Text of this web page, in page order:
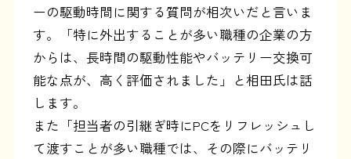
ーの駆動時間に関する質問が相次いだと言いま
す。「特に外出することが多い職種の企業の方
からは、長時間の駆動性能やバッテリー交換可
能な点が、高く評価されました」と相田氏は話
します。
また「担当者の引継ぎ時にPCをリフレッシュし
て渡すことが多い職種では、その際にバッテリ